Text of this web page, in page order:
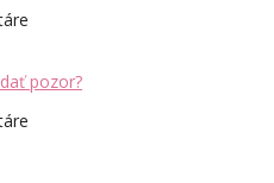
pozor?